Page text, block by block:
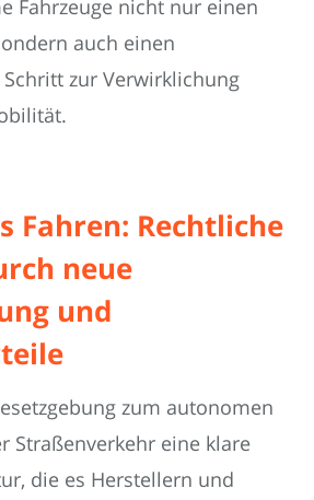
Fahrzeuge nicht nur einen
auch einen
zur Verwirklichung
Fahren: Rechtliche
neue
und
zum autonomen
Straßenverkehr eine klare
die es Herstellern und